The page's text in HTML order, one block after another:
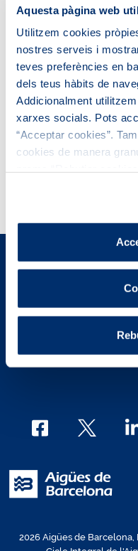
Aquesta pàgina web
Utilitzem cookies
nostres serveis i
teves preferències en
dels teus hàbits de
Addicionalment
xarxes socials. Pots
“Acceptar cookies”.
cookies de manera
que són indispensables
per tant, no es poden
Pots consultar més
Avís Legal
2026 Aigües de